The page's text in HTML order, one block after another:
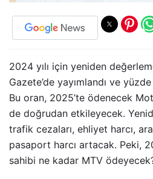
2024 yılı için yeniden
Gazete’de yayımlandı ve
Bu oran, 2025’te ödenecek
de doğrudan etkileyecek.
trafik cezaları, ehliyet harcı,
pasaport harcı artacak. Peki,
sahibi ne kadar MTV